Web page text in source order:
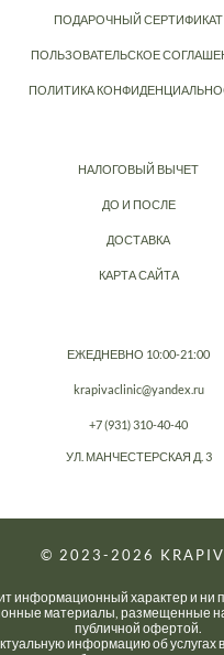
ПОДАРОЧНЫЙ СЕРТИФИКАТ
ПОЛЬЗОВАТЕЛЬСКОЕ
ПОЛИТИКА
НАЛОГОВЫЙ ВЫЧЕТ
ДО И ПОСЛЕ
ДОСТАВКА
КАРТА САЙТА
ЕЖЕДНЕВНО 10:00-21:00
krapivaclinic@yandex.ru
+7 (931) 310-40-40
УЛ. МАНЧЕСТЕРСКАЯ Д. 3
© 2023-2026
информационный характер и ни
материалы, размещенные
публичной офертой.
информацию об услугах